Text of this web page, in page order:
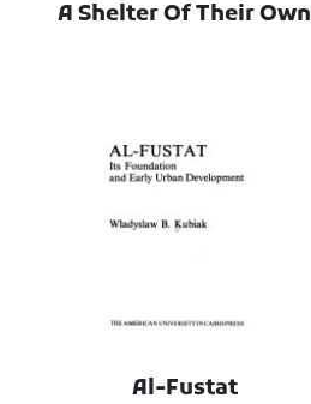
A Shelter Of Their Own
Al-Fustat